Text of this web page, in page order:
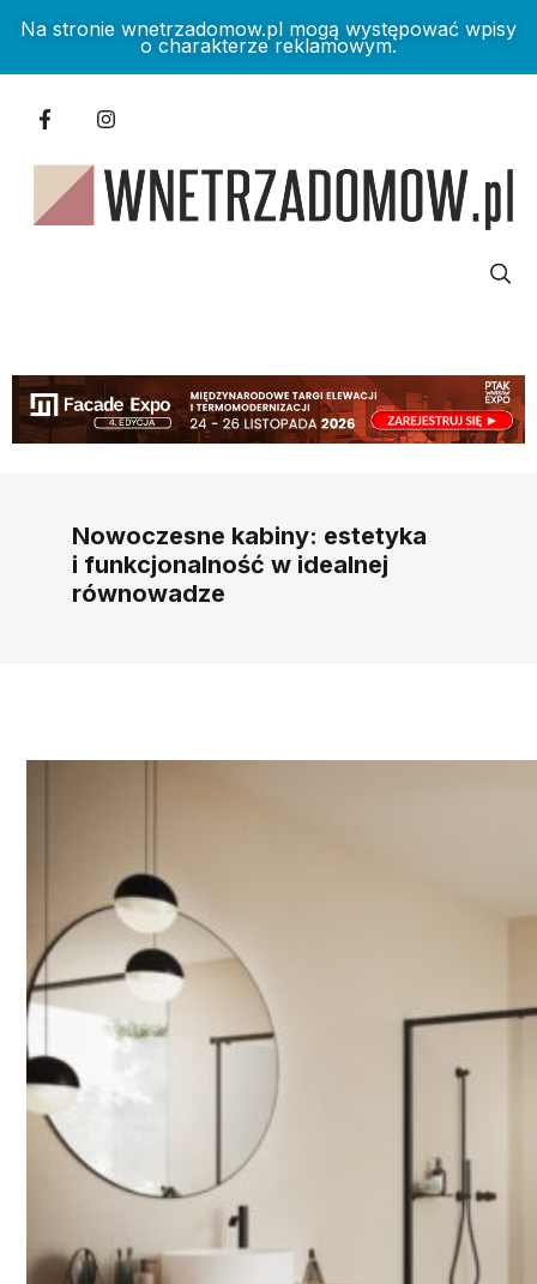
Na stronie wnetrzadomow.pl mogą występować wpisy
o charakterze reklamowym.
Nowoczesne kabiny: estetyka
i funkcjonalność w idealnej
równowadze